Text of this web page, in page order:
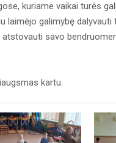
kuriame vaikai turės
laimėjo galimybę
savo
kartu.